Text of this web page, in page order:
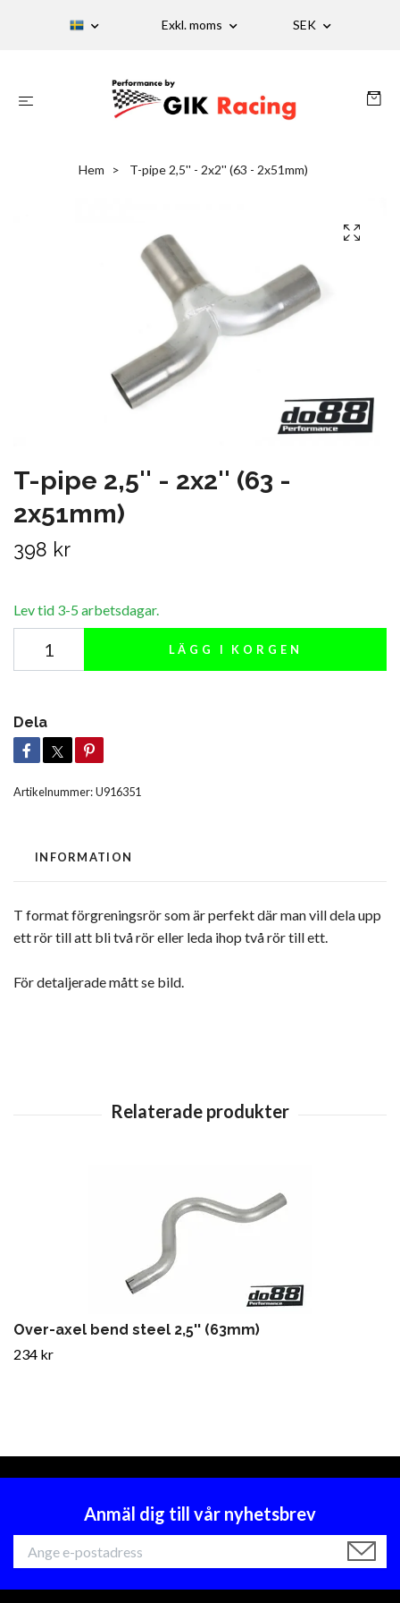
Exkl. moms SEK
Hem T-pipe 2,5'' - 2x2'' (63 - 2x51mm)
T-pipe 2,5'' - 2x2'' (63 -
2x51mm)
398 kr
Lev tid 3-5 arbetsdagar.
LÄGG I KORGEN
Dela
Artikelnummer:U916351
INFORMATION
T format förgreningsrör som är perfekt där man vill dela upp
ett rör till att bli två rör eller leda ihop två rör till ett.
För detaljerade mått se bild.
Over-axel bend steel 2,5'' (63mm)
234 kr
Anmäl dig till vår nyhetsbrev